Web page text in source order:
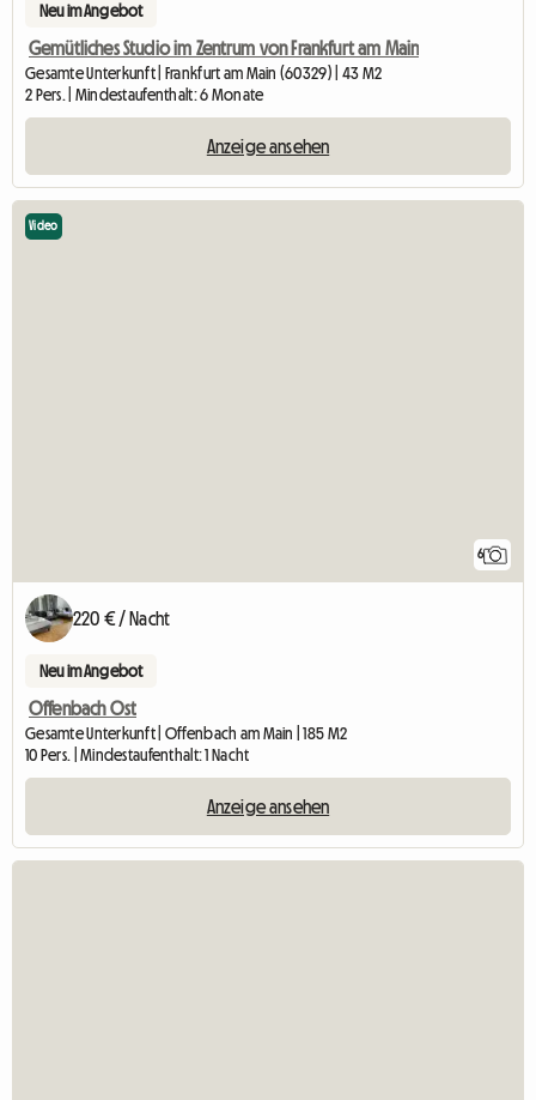
Neu im Angebot
Gemütliches Studio im Zentrum von Frankfurt am Main
Gesamte Unterkunft | Frankfurt am Main (60329) | 43 M2
2 Pers. | Mindestaufenthalt: 6 Monate
Anzeige ansehen
6
Video
220 € / Nacht
Neu im Angebot
Offenbach Ost
Gesamte Unterkunft | Offenbach am Main | 185 M2
10 Pers. | Mindestaufenthalt: 1 Nacht
Anzeige ansehen